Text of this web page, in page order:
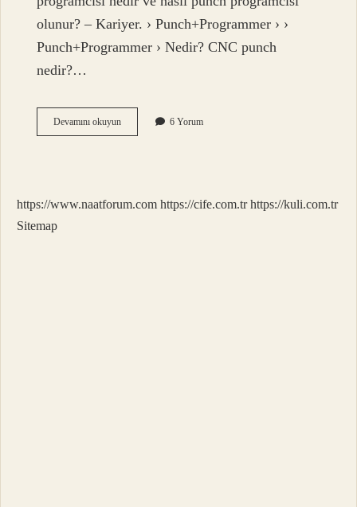
olunur? – Kariyer. › Punch+Programmer › ›
Punch+Programmer › Nedir? CNC punch
nedir?…
Devamını okuyunPunch
Operatörü
6 Yorum
https://www.naatforum.com https://cife.com.tr https://kuli.com.tr
Sitemap